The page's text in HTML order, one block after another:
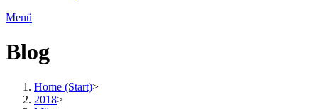
Menü
Blog
Home (Start)>
2018>